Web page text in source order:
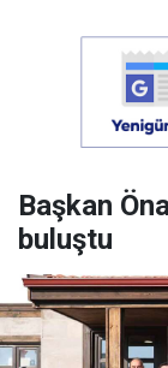
Başkan
buluştu